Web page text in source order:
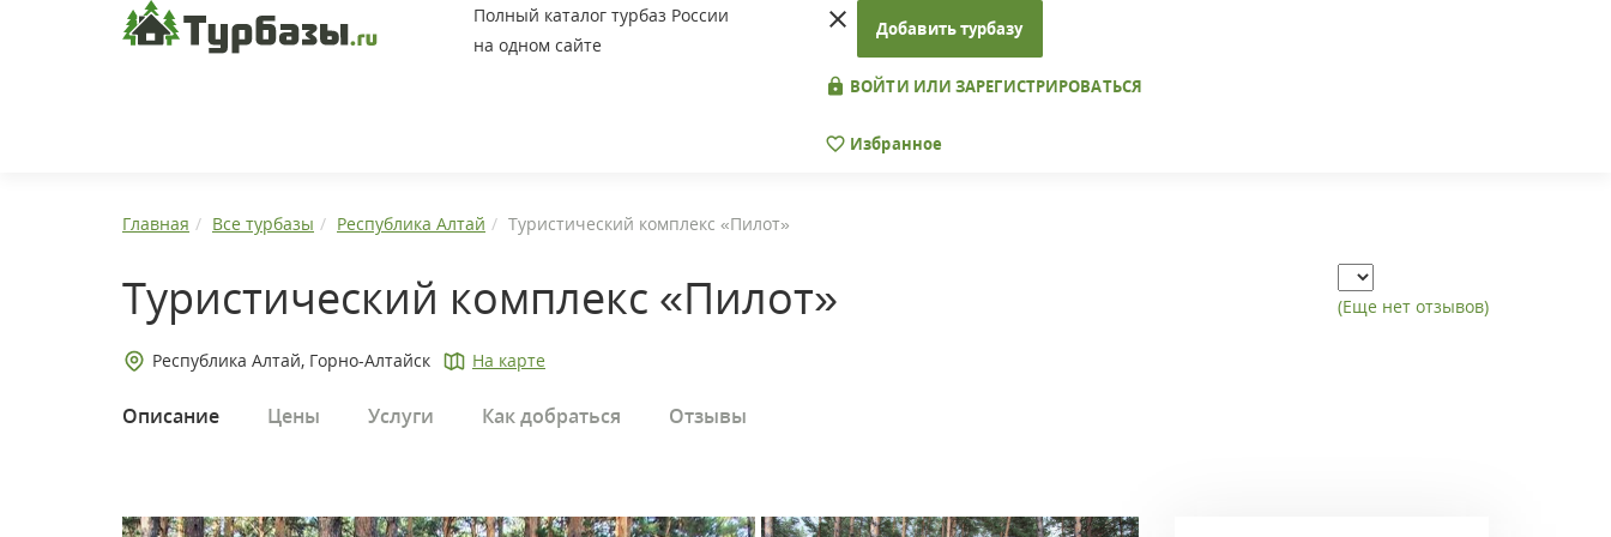
Полный каталог турбаз России
на одном сайте
Добавить турбазу
ВОЙТИ ИЛИ ЗАРЕГИСТРИРОВАТЬСЯ
Избранное
Главная Все турбазы Республика Алтай Туристический комплекс «Пилот»
Туристический комплекс «Пилот» (Еще нет отзывов)
Республика Алтай, Горно-Алтайск На карте
Описание Цены Услуги Как добраться Отзывы